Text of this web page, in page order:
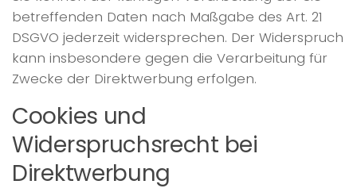
betreffenden Daten nach Maßgabe des Art. 21
DSGVO jederzeit widersprechen. Der Widerspruch
kann insbesondere gegen die Verarbeitung für
Zwecke der Direktwerbung erfolgen.
Cookies und
Widerspruchsrecht bei
Direktwerbung